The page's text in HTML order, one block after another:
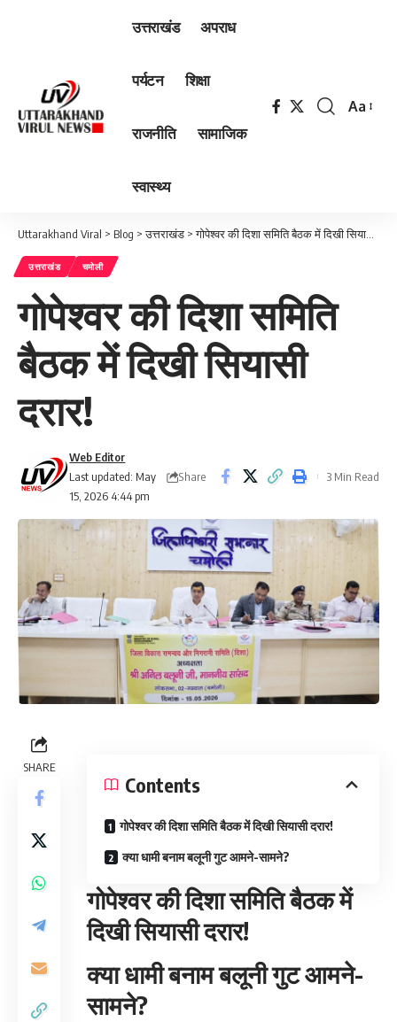
उत्तराखंड अपराध
पर्यटन शिक्षा
राजनीति सामाजिक
स्वास्थ्य
Font
Aa
Uttarakhand Viral > Blog >उत्तराखंड >गोपेश्वर की दिशा समिति बैठक में दिखी सियासी दरार!
उत्तराखंड चमोली
गोपेश्वर की दिशा समिति
बैठक में दिखी सियासी
दरार!
Last updated: May
15, 2026 4:44 pm
Web Editor
Share
3 Min Read
SHARE
Contents
गोपेश्वर की दिशा समिति बैठक में दिखी सियासी दरार!
क्या धामी बनाम बलूनी गुट आमने-सामने?
गोपेश्वर की दिशा समिति बैठक में
दिखी सियासी दरार!
क्या धामी बनाम बलूनी गुट आमने-
सामने?